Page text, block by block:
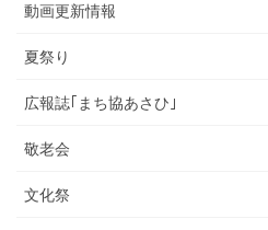
動画更新情報
夏祭り
広報誌｢まち協あさひ｣
敬老会
文化祭